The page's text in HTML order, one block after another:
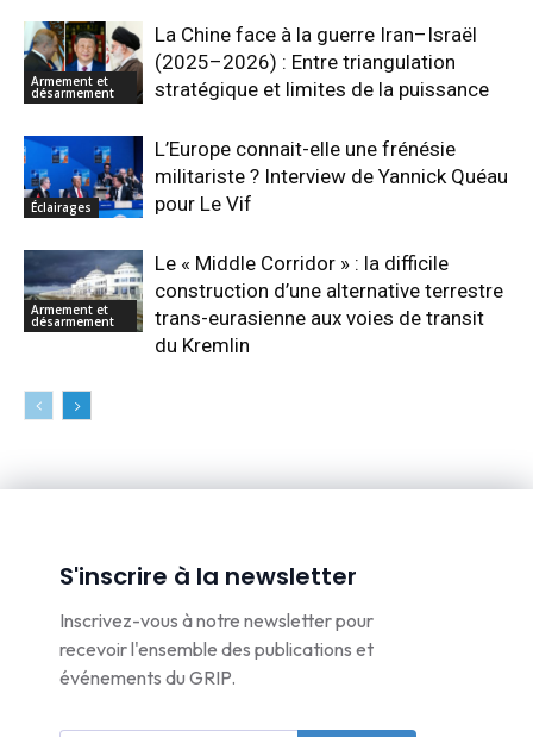
Armement et
désarmement
La Chine face à la guerre Iran–Israël
(2025–2026) : Entre triangulation
stratégique et limites de la puissance
Éclairages
L’Europe connait-elle une frénésie
militariste ? Interview de Yannick Quéau
pour Le Vif
Armement et
désarmement
Le « Middle Corridor » : la difficile
construction d’une alternative terrestre
trans-eurasienne aux voies de transit
du Kremlin
S'inscrire à la newsletter
Inscrivez-vous à notre newsletter pour
recevoir l'ensemble des publications et
événements du GRIP.